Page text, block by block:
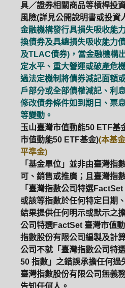
具／證券相關商品等槓桿投
風險(詳見公開說明書或投資
金融機構發行具損失吸收能
換債券及具總損失吸收能力
及TLAC債券)，當金融機構
定水平、重大營運或破產危
過法定機制將債券減記面額
戶部分或全部債權減記、利
修改債券條件如到期日、票
等變動。
玉山臺灣市值動能50 ETF基
市值動能50 ETF基金)(本基
平準金)
「基金單位」並非由臺灣指
可、銷售或推廣；且臺灣指
「臺灣指數公司特選
或該等指數於任何特定日期
結果提供任何明示或默示之
公司特選FactSet 臺灣市值
指數股份有限公司編製及計
公司不就「臺灣指數公司特
50 指數」之錯誤承擔任何過
臺灣指數股份有限公司無義
告知任何人。